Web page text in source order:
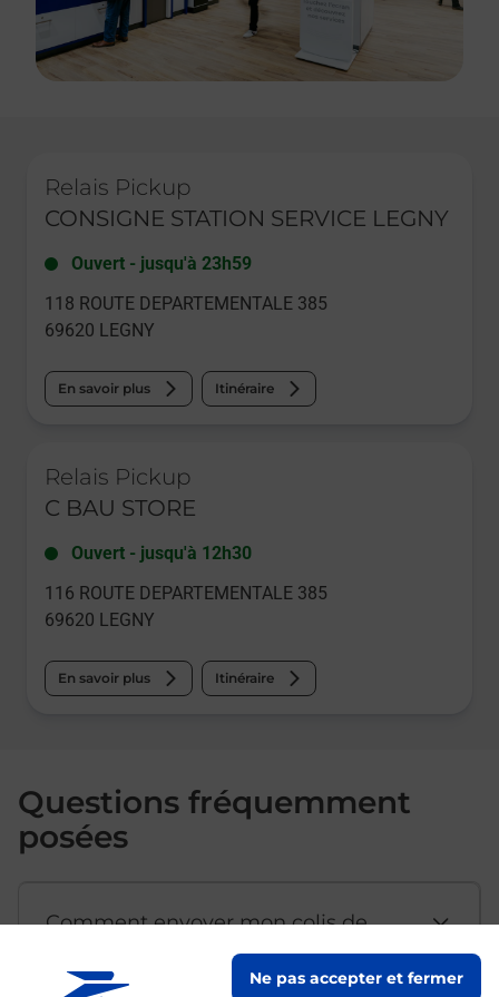
Ne pas accepter et fermer
Relais Pickup
CONSIGNE STATION SERVICE LEGNY
Ouvert - jusqu'à 23h59
118 ROUTE DEPARTEMENTALE 385
69620 LEGNY
En savoir plus Itinéraire
Relais Pickup
C BAU STORE
Ouvert - jusqu'à 12h30
116 ROUTE DEPARTEMENTALE 385
69620 LEGNY
En savoir plus Itinéraire
Questions fréquemment
posées
Comment envoyer mon colis de